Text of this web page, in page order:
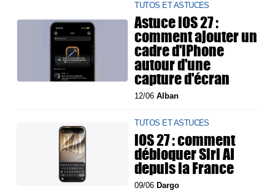
TUTOS ET ASTUCES
Astuce iOS 27 :
comment ajouter un
cadre d'iPhone
autour d'une
capture d'écran
12/06Alban
TUTOS ET ASTUCES
iOS 27 : comment
débloquer Siri AI
depuis la France
09/06 Dargo